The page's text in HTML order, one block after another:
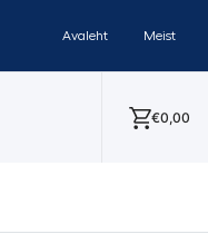
Avaleht Meist
€0,00